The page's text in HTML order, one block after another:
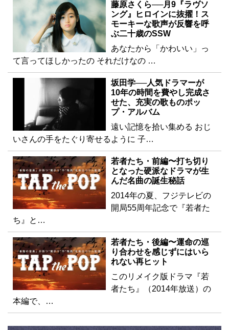
藤原さくら──月9『ラヴソ
ング』ヒロインに抜擢！ス
モーキーな歌声が反響を呼
ぶ二十歳のSSW
あなたから「かわいい」っ
て言ってほしかったの それだけなの …
坂田学──人気ドラマーが
10年の時間を費やし完成さ
せた、充実の歌ものポッ
プ・アルバム
遠い記憶を拾い集める おじ
いさんの手をたぐり寄せるように 子…
若者たち・前編〜打ち切り
となった硬派なドラマが生
んだ名曲の誕生秘話
2014年の夏、フジテレビの
開局55周年記念で『若者た
ち』と…
若者たち・後編〜運命の巡
り合わせを感じずにはいら
れない再ヒット
このリメイク版ドラマ『若
者たち』（2014年放送）の
本編で、…